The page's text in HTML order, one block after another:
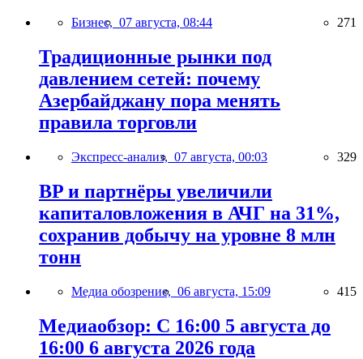
Бизнес, 07 августа, 08:44 271
Традиционные рынки под
давлением сетей: почему
Азербайджану пора менять
правила торговли
Экспресс-анализ, 07 августа, 00:03 329
BP и партнёры увеличили
капиталовложения в АЧГ на 31%,
сохранив добычу на уровне 8 млн
тонн
Медиа обозрение, 06 августа, 15:09 415
Медиаобзор: С 16:00 5 августа до
16:00 6 августа 2026 года